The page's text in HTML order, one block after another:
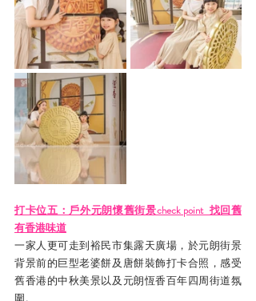
打卡位五：戶外元朗懷舊街景check point  找回舊
有香港味道
一家人更可走到裕民市集露天廣場，於元朗街景
背景前的巨型老婆餅及唐餅裝飾打卡合照，感受
舊香港的中秋美景以及元朗恆香百年四周街道氛